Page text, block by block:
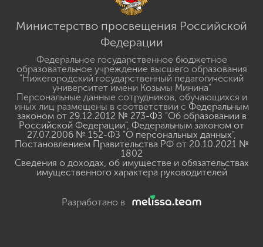
Министерство просвещения Российской
Федерации
Федеральное государственное бюджетное
образовательное учреждение высшего образования
"Нижегородский государственный педагогический
университет имени Козьмы Минина"
Персональные данные сотрудников, обучающихся и
иных лиц размещены в соответствии с Федеральным
законом от 29.12.2012 № 273-ФЗ "Об образовании в
Российской Федерации", Федеральным законом от
27.07.2006 № 152-ФЗ "О персональных данных",
Постановлением Правительства РФ от 20.10.2021 №
1802
Сведения о доходах, об имуществе и обязательствах
имущественного характера руководителей
Разработано в